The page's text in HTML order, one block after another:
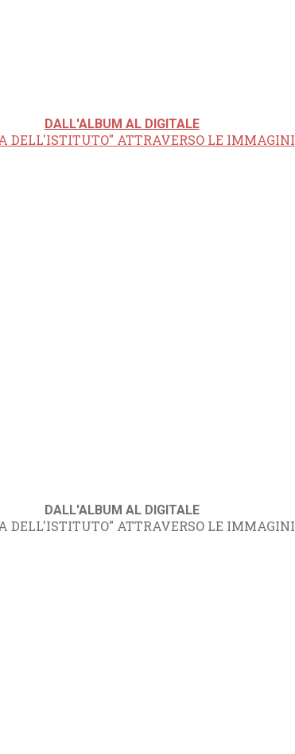
DALL'ALBUM AL DIGITALE
DELL'ISTITUTO" ATTRAVERSO LE IMMAGINI
DALL'ALBUM AL DIGITALE
DELL'ISTITUTO" ATTRAVERSO LE IMMAGINI